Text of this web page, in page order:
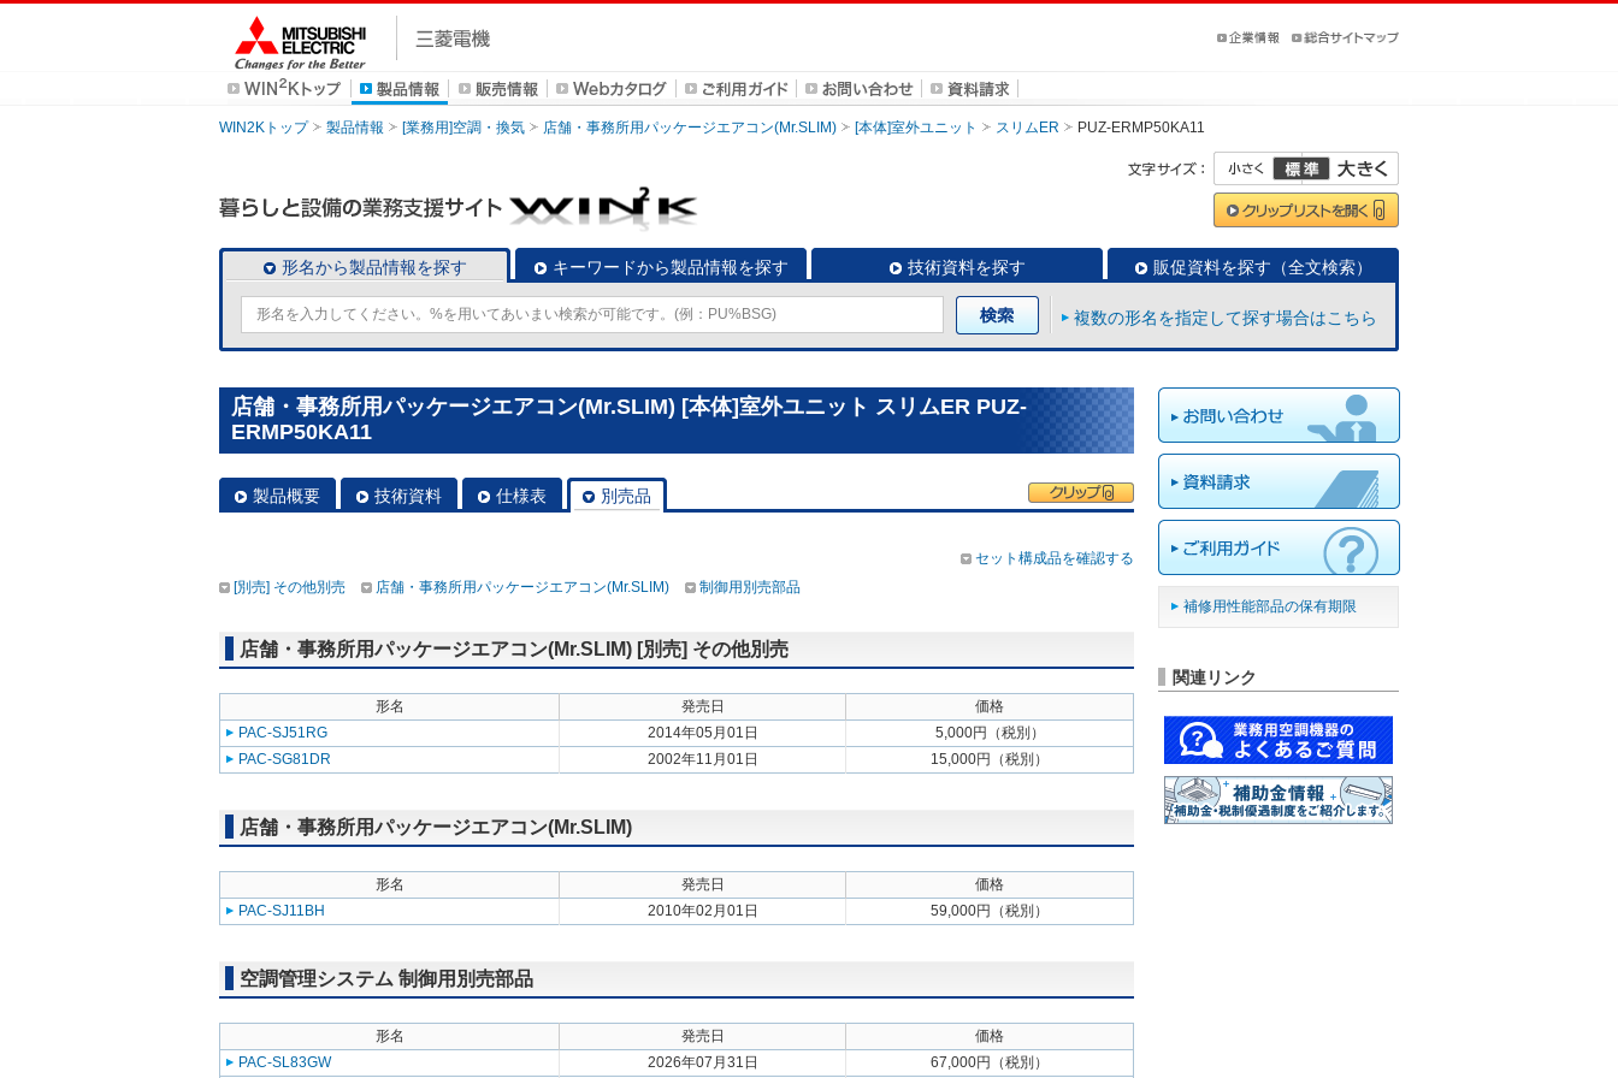
WIN2Kトップ 製品情報 [業務用]空調・換気 店舗・事務所用パッケージエアコン(Mr.SLIM) [本体]室外ユニット スリムER PUZ-ERMP50KA11
形名から製品情報を探す キーワードから製品情報を探す 技術資料を探す 販促資料を探す（全文検索）
複数の形名を指定して探す場合はこちら
店舗・事務所用パッケージエアコン(Mr.SLIM) [本体]室外ユニット スリムER PUZ-
ERMP50KA11
製品概要 技術資料 仕様表 別売品
セット構成品を確認する
[別売] その他別売
店舗・事務所用パッケージエアコン(Mr.SLIM) 制御用別売部品
店舗・事務所用パッケージエアコン(Mr.SLIM) [別売] その他別売
形名 発売日
価格
PAC-SJ51RG
2014年05月01日
5,000円（税別）
PAC-SG81DR
2002年11月01日 15,000円（税別）
店舗・事務所用パッケージエアコン(Mr.SLIM)
形名 発売日
価格
PAC-SJ11BH
2010年02月01日 59,000円（税別）
空調管理システム 制御用別売部品
形名 発売日
価格
PAC-SL83GW
2026年07月31日
67,000円（税別）
補修用性能部品の保有期限
関連リンク